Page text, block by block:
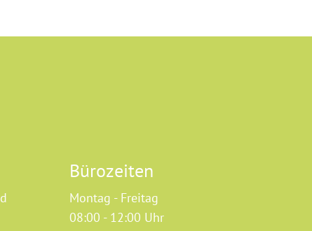
Bürozeiten
Montag - Freitag
08:00 - 12:00 Uhr